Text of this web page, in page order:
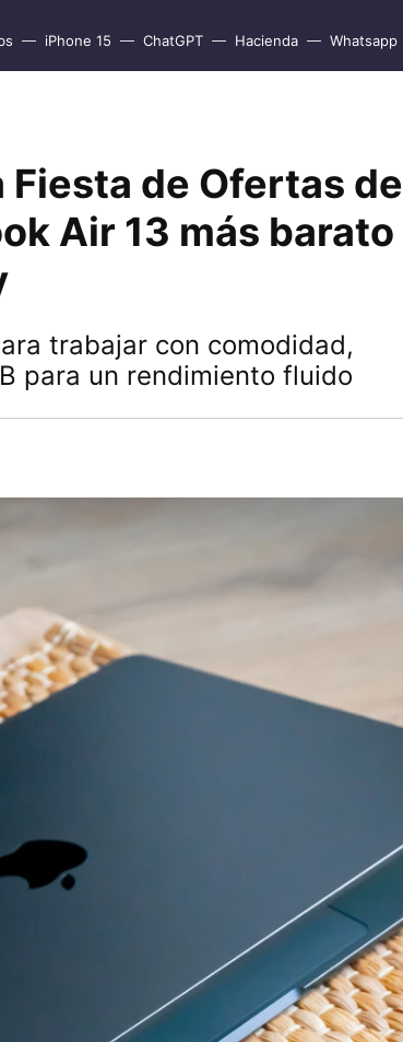
iPhone 15 ChatGPT Hacienda Whatsapp
de Ofertas de
Air 13 más barato
trabajar con comodidad,
para un rendimiento fluido